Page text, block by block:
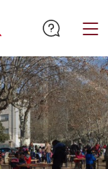
Cercador